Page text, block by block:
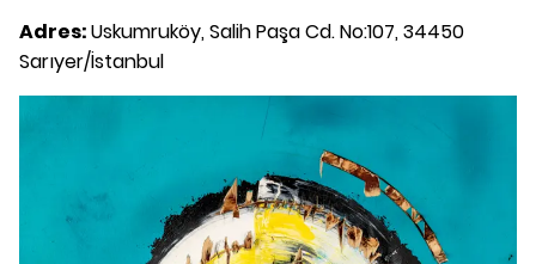
Adres:Uskumruköy, Salih Paşa Cd. No:107, 34450
Sarıyer/İstanbul